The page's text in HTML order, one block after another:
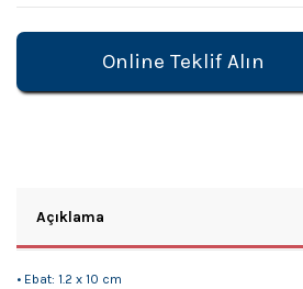
Online Teklif Alın
Açıklama
• Ebat: 1.2 x 10 cm